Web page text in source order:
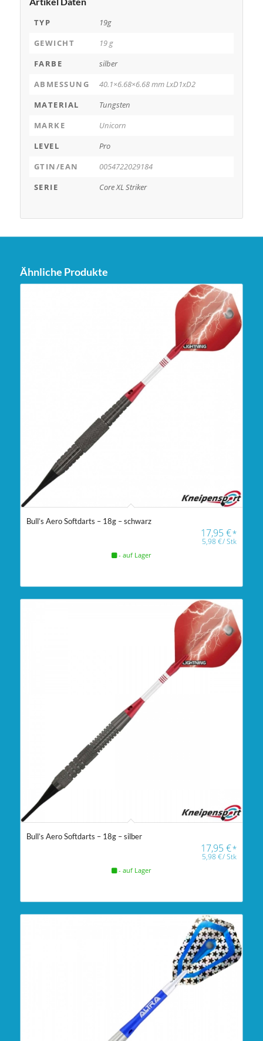
TYP
19g
GEWICHT
19 g
FARBE
silber
ABMESSUNG
40.1×6.68×6.68 mm LxD1xD2
MATERIAL
Tungsten
MARKE
Unicorn
LEVEL
Pro
GTIN/EAN
0054722029184
SERIE
Core XL Striker
Ähnliche Produkte
Bull’s Aero Softdarts – 18g – schwarz
17,95€*
5,98€/Stk
- auf Lager
Bull’s Aero Softdarts – 18g – silber
17,95€*
5,98€/Stk
- auf Lager